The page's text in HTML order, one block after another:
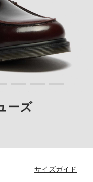
ーズ
サイズガイド